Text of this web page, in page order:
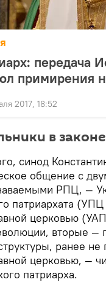
передача
примирения
2017, 18:52
в законе
синод
общение с
РПЦ, —
патриархата
церковью
вторые —
ранее
церковью, —
патриарха.